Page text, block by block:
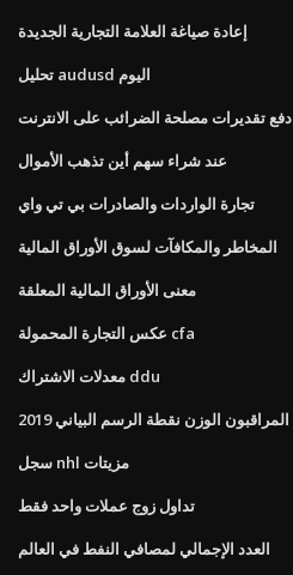
إعادة صياغة العلامة التجارية الجديدة
تحليل audusd اليوم
دفع تقديرات مصلحة الضرائب على الانترنت
عند شراء سهم أين تذهب الأموال
تجارة الواردات والصادرات بي تي واي
المخاطر والمكافآت لسوق الأوراق المالية
معنى الأوراق المالية المعلقة
عكس التجارة المحمولة cfa
معدلات الاشتراك ddu
المراقبون الوزن نقطة الرسم البياني 2019
سجل nhl مزيتات
تداول زوج عملات واحد فقط
العدد الإجمالي لمصافي النفط في العالم